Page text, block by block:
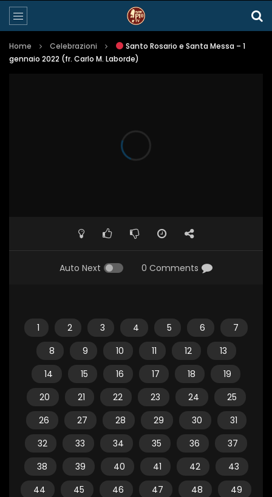
Home Celebrazioni
Santo Rosario e Santa Messa – 1
gennaio 2022 (fr. Carlo M. Laborde)
Auto Next 0 Comments
1 2 3 4 5 6
7
8
9 10 11 12
13
14
15 16 17 18
19
20
21 22 23 24
25
26
27 28 29 30
31
32
33 34 35 36
37
38
39 40 41 42
43
44
45 46 47 48
49